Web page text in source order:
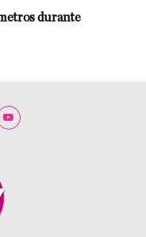
durante